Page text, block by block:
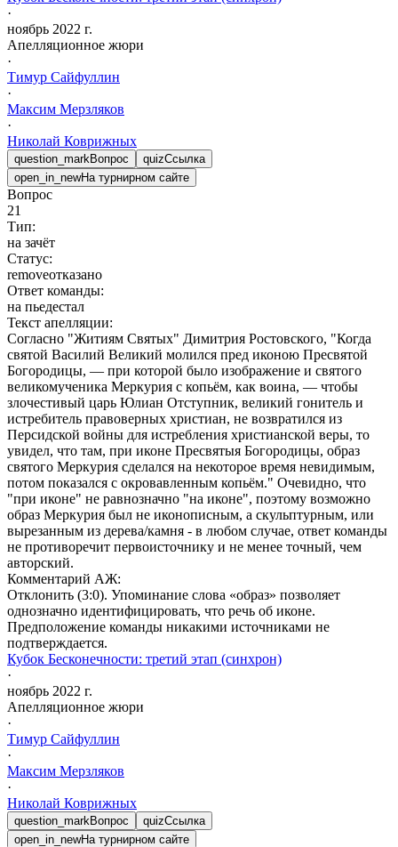
·
ноябрь 2022 г.
Апелляционное жюри
·
Тимур Сайфуллин
·
Максим Мерзляков
·
Николай Коврижных
question_mark Вопрос quizСсылка
open_in_newНа турнирном сайте
Вопрос
21
Тип:
на зачёт
Статус:
removeотказано
Ответ команды:
на пьедестал
Текст апелляции:
Согласно "Житиям Святых" Димитрия Ростовского, "Когда
святой Василий Великий молился пред иконою Пресвятой
Богородицы, — при которой было изображение и святого
великомученика Меркурия с копьём, как воина, — чтобы
злочестивый царь Юлиан Отступник, великий гонитель и
истребитель правоверных христиан, не возвратился из
Персидской войны для истребления христианской веры, то
увидел, что там, при иконе Пресвятыя Богородицы, образ
святого Меркурия сделался на некоторое время невидимым,
потом показался с окровавленным копьём." Очевидно, что
"при иконе" не равнозначно "на иконе", поэтому возможно
образ Меркурия был не иконописным, а скульптурным, или
вырезанным из дерева/камня - в любом случае, ответ команды
не противоречит первоисточнику и не менее точный, чем
авторский.
Комментарий АЖ:
Отклонить (3:0). Упоминание слова «образ» позволяет
однозначно идентифицировать, что речь об иконе.
Предположение команды никакими источниками не
подтверждается.
Кубок Бесконечности: третий этап (синхрон)
·
ноябрь 2022 г.
Апелляционное жюри
·
Тимур Сайфуллин
·
Максим Мерзляков
·
Николай Коврижных
question_mark Вопрос quizСсылка
open_in_newНа турнирном сайте